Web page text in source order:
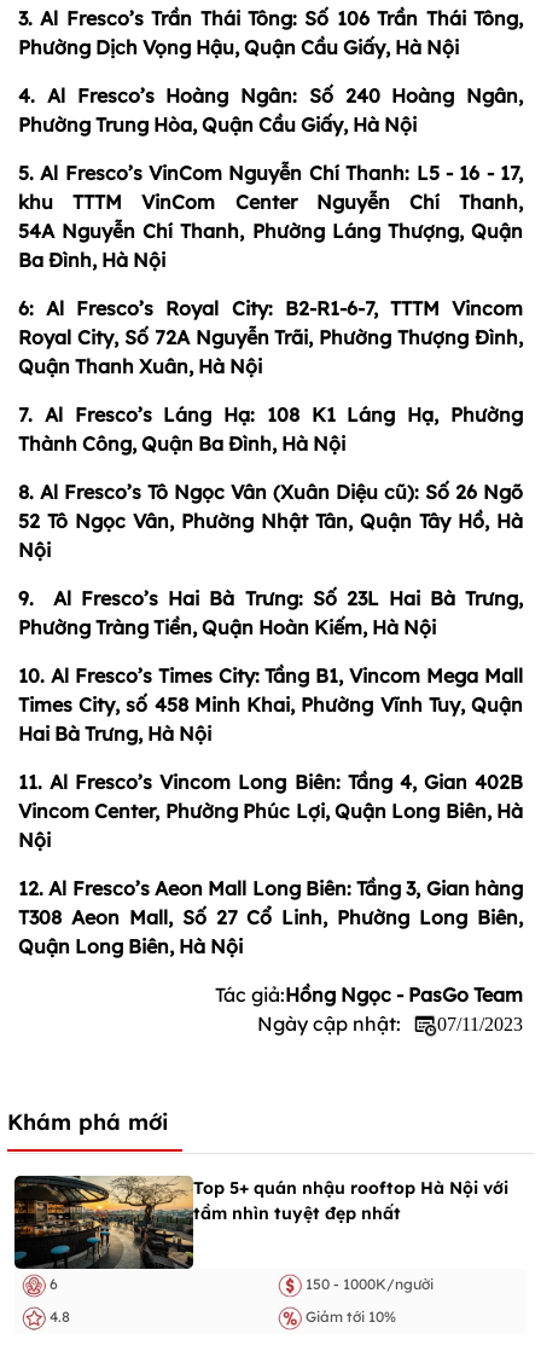
3. Al Fresco’s Trần Thái Tông: Số 106 Trần Thái Tông,
Phường Dịch Vọng Hậu, Quận Cầu Giấy, Hà Nội
4. Al Fresco’s Hoàng Ngân: Số 240 Hoàng Ngân,
Phường Trung Hòa, Quận Cầu Giấy, Hà Nội
5. Al Fresco’s VinCom Nguyễn Chí Thanh: L5 - 16 - 17,
khu TTTM VinCom Center Nguyễn Chí Thanh,
54A Nguyễn Chí Thanh, Phường Láng Thượng, Quận
Ba Đình, Hà Nội
6: Al Fresco’s Royal City: B2-R1-6-7, TTTM Vincom
Royal City, Số 72A Nguyễn Trãi, Phường Thượng Đình,
Quận Thanh Xuân, Hà Nội
7. Al Fresco’s Láng Hạ: 108 K1 Láng Hạ, Phường
Thành Công, Quận Ba Đình, Hà Nội
8. Al Fresco’s Tô Ngọc Vân (Xuân Diệu cũ): Số 26 Ngõ
52 Tô Ngọc Vân, Phường Nhật Tân, Quận Tây Hồ, Hà
Nội
9. Al Fresco’s Hai Bà Trưng: Số 23L Hai Bà Trưng,
Phường Tràng Tiền, Quận Hoàn Kiếm, Hà Nội
10. Al Fresco’s Times City: Tầng B1, Vincom Mega Mall
Times City, số 458 Minh Khai, Phường Vĩnh Tuy, Quận
Hai Bà Trưng, Hà Nội
11. Al Fresco’s Vincom Long Biên: Tầng 4, Gian 402B
Vincom Center, Phường Phúc Lợi, Quận Long Biên, Hà
Nội
12. Al Fresco’s Aeon Mall Long Biên: Tầng 3, Gian hàng
T308 Aeon Mall, Số 27 Cổ Linh, Phường Long Biên,
Quận Long Biên, Hà Nội
Tác giả:Hồng Ngọc - PasGo Team
Ngày cập nhật:
07/11/2023
Khám phá mới
Top 5+ quán nhậu rooftop Hà Nội với
tầm nhìn tuyệt đẹp nhất
6
150 - 1000K/người
4.8
Giảm tới 10%